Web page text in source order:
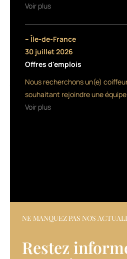
relation
professionnels
partager
espace
travail,
de
service
secteur
Voir plus
– Île-de-France
30 juillet 2026
Offres d'emplois
Nous recherchons un(e)
souhaitant rejoindre une
Voir plus
NE MANQUEZ PAS NOS
Restez